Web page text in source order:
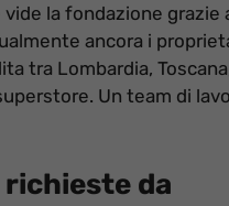
la fondazione grazie
ancora i
tra Lombardia,
Un team di
da